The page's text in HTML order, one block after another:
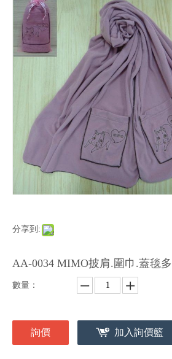
分享到:
AA-0034 MIMO披肩.圍巾.蓋毯
數量：
詢價 加入詢價籃